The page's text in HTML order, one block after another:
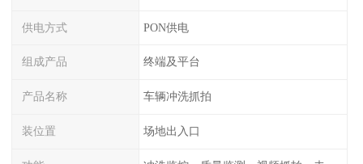
供电方式 PON供电
组成产品 终端及平台
产品名称 车辆冲洗抓拍
装位置 场地出入口